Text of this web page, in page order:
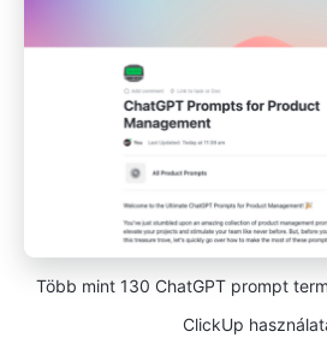
Több mint 130 ChatGPT prompt
ClickUp